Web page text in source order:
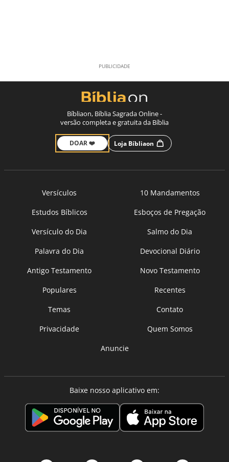
Bíbliaon, Bíblia Sagrada Online -
versão completa e gratuita da Bíblia
DOAR ❤️ Loja Bíbliaon
Versículos
10 Mandamentos
Estudos Bíblicos
Esboços de Pregação
Versículo do Dia
Salmo do Dia
Palavra do Dia
Devocional Diário
Antigo Testamento
Novo Testamento
Populares
Recentes
Temas
Contato
Privacidade
Quem Somos
Anuncie
Baixe nosso aplicativo em: